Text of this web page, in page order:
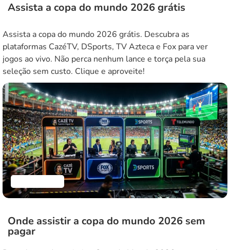
Assista a copa do mundo 2026 grátis
Assista a copa do mundo 2026 grátis. Descubra as
plataformas CazéTV, DSports, TV Azteca e Fox para ver
jogos ao vivo. Não perca nenhum lance e torça pela sua
seleção sem custo. Clique e aproveite!
Onde assistir a copa do mundo 2026 sem
pagar